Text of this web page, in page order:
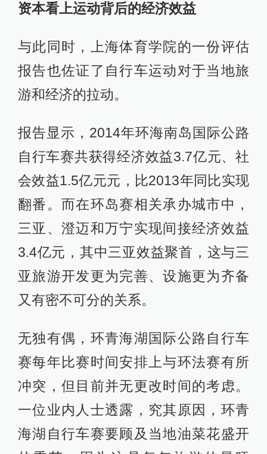
资本看上运动背后的经济效益
与此同时，上海体育学院的一份评估
报告也佐证了自行车运动对于当地旅
游和经济的拉动。
报告显示，2014年环海南岛国际公路
自行车赛共获得经济效益3.7亿元、社
会效益1.5亿元元，比2013年同比实现
翻番。而在环岛赛相关承办城市中，
三亚、澄迈和万宁实现间接经济效益
3.4亿元，其中三亚效益聚首，这与三
亚旅游开发更为完善、设施更为齐备
又有密不可分的关系。
无独有偶，环青海湖国际公路自行车
赛每年比赛时间安排上与环法赛有所
冲突，但目前并无更改时间的考虑。
一位业内人士透露，究其原因，环青
海湖自行车赛要顾及当地油菜花盛开